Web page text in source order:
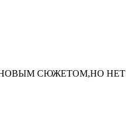
СЮЖЕТОМ,НО НЕТ